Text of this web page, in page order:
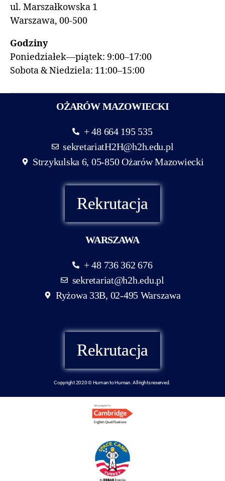
ul. Marszałkowska 1
Warszawa, 00-500
Godziny
Poniedziałek—piątek: 9:00–17:00
Sobota & Niedziela: 11:00–15:00
OŻARÓW MAZOWIECKI
+ 48 664 195 535
sekretariatH2H@h2h.edu.pl
Strzykulska 6, 05-850 Ożarów Mazowiecki
Rekrutacja
WARSZAWA
+ 48 736 362 676
sekretariat@h2h.edu.pl
Ryżowa 33B, 02-495 Warszawa
Rekrutacja
Copyright 2020 © Human to Human. All rights reserved.